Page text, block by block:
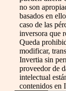
no son
basados en
caso de las
inversora que
Queda
modificar,
Invertia sin
proveedor de
intelectual
contenidos en